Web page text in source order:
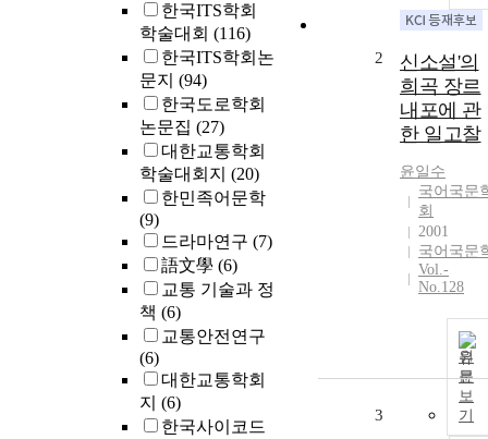
한국ITS학회
학술대회 (116)
한국ITS학회논
문지 (94)
한국도로학회
논문집 (27)
대한교통학회
학술대회지 (20)
한민족어문학
(9)
드라마연구 (7)
語文學 (6)
교통 기술과 정
책 (6)
교통안전연구
(6)
대한교통학회
지 (6)
한국사이코드
2
신소설'의
희곡 장르
내포에 관
한 일고찰
윤일수
국어국문
회
2001
국어국문
Vol.-
No.128
원
문
보
기
3